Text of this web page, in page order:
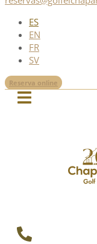
ES
EN
FR
SV
Reserva online